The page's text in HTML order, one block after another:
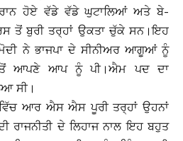
ਹੋਏ ਵੱਡੇ ਵੱਡੇ ਘੁਟਾਲਿਆਂ ਅਤੇ ਬੇ-
ਤੋਂ ਬੁਰੀ ਤਰ੍ਹਾਂ ਉਕਤਾ ਚੁੱਕੇ ਸਨ।ਇਹ
ਨੇ ਭਾਜਪਾ ਦੇ ਸੀਨੀਅਰ ਆਗੂਆਂ ਨੂੰ
ਤੋਂ ਆਪਣੇ ਆਪ ਨੂੰ ਪੀ।ਐਮ ਪਦ ਦਾ
ਸੀ।
ਵਿੱਚ ਆਰ ਐਸ ਐਸ ਪੂਰੀ ਤਰ੍ਹਾਂ ਉਹਨਾਂ
ਰਾਜਨੀਤੀ ਦੇ ਲਿਹਾਜ ਨਾਲ ਇਹ ਬਹੁਤ